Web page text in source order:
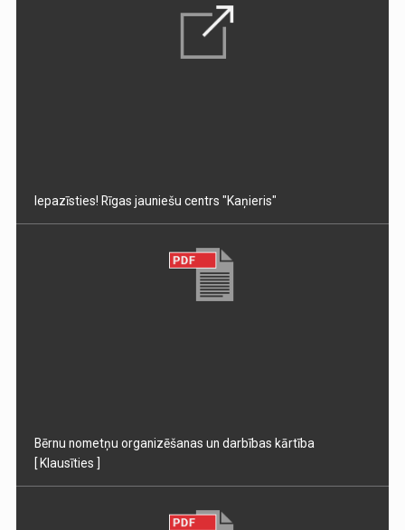
Iepazīsties! Rīgas jauniešu centrs "Kaņieris"
Bērnu nometņu organizēšanas un darbības kārtība
[ Klausīties ]